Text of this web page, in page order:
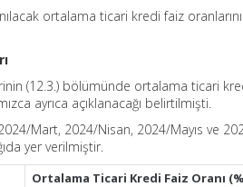
ortalama ticari kredi faiz
(12.3.) bölümünde ortalama ticari
ayrıca açıklanacağı belirtilmişti.
Mart, 2024/Nisan, 2024/Mayıs ve
yer verilmiştir.
Ortalama Ticari Kredi Faiz Oranı